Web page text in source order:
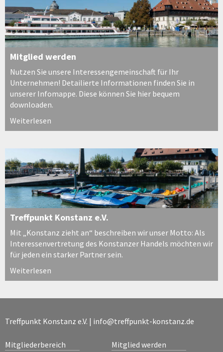
Mitglied werden
Nutzen Sie unsere Interessengemeinschaft für Ihr
Unternehmen! Detailierte Informationen finden Sie in
unserer Infomappe. Diese können Sie hier bequem
downloaden.
Weiterlesen
Treffpunkt Konstanz e.V.
Mit „Konstanz zieht an“ beschreiben wir unser Motto: Als
Interessenvertretung des Konstanzer Handels möchten wir
für jeden ein starker Partner sein.
Weiterlesen
Treffpunkt Konstanz e.V. | info@treffpunkt-konstanz.de
Mitgliederbereich Mitglied werden